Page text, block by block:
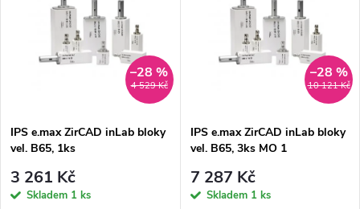
4 529 Kč
–28 %
IPS e.max ZirCAD inLab bloky
vel. B65, 1ks
3 261 Kč
Skladem 1 ks
10 121 Kč
–28 %
IPS e.max ZirCAD inLab bloky
vel. B65, 3ks MO 1
7 287 Kč
Skladem 1 ks